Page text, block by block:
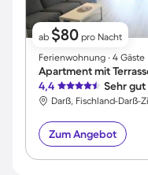
ab $80 pro Nacht
Ferienwohnung ∙ 4
4,4
Sehr gut
Darß, Fischland-Darß-
Zum Angebot